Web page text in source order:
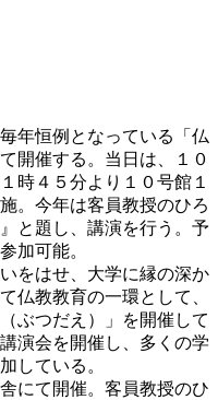
年恒例となっている「仏
開催する。当日は、１０
時４５分より１０号館１
。今年は客員教授のひろ
と題し、講演を行う。予
加可能。
をはせ、大学に縁の深か
仏教教育の一環として、
ぶつだえ）」を開催して
演会を開催し、多くの学
している。
にて開催。客員教授のひ